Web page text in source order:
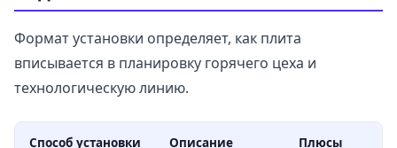
Формат установки определяет, как плита
вписывается в планировку горячего цеха и
технологическую линию.
Способ установки Описание Плюсы